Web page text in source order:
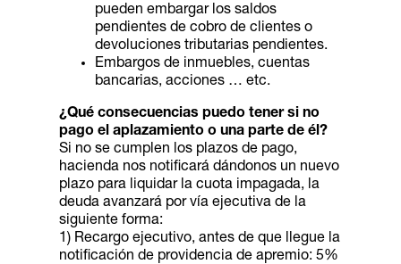
pueden embargar los saldos
pendientes de cobro de clientes o
devoluciones tributarias pendientes.
Embargos de inmuebles, cuentas
bancarias, acciones … etc.
¿Qué consecuencias puedo tener si no
pago el aplazamiento o una parte de él?
Si no se cumplen los plazos de pago,
hacienda nos notificará dándonos un nuevo
plazo para liquidar la cuota impagada, la
deuda avanzará por vía ejecutiva de la
siguiente forma:
1) Recargo ejecutivo, antes de que llegue la
notificación de providencia de apremio: 5%